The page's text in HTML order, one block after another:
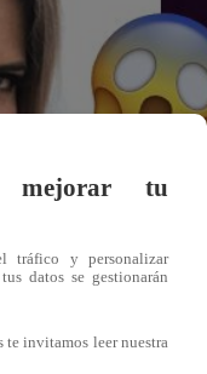
mejorar tu
tráfico y personalizar
datos se gestionarán
te invitamos leer nuestra